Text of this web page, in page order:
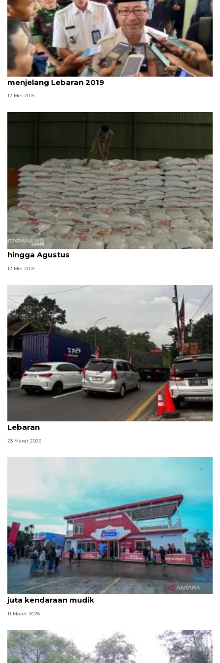
Pemkab Cianjur percepat perbaikan jalan
menjelang Lebaran 2019
12 Mei 2019
Persediaan beras Bulog di Sukabumi mencukupi
hingga Agustus
12 Mei 2019
Polda Jabar: Arus kendaraan naik saat libur
Lebaran
23 Maret 2026
Pertamina pastikan ketersediaan BBM untuk 3,6
juta kendaraan mudik
11 Maret 2026